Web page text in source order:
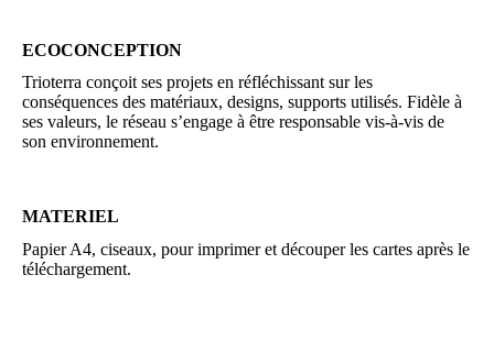
ECOCONCEPTION
Trioterra conçoit ses projets en réfléchissant sur les
conséquences des matériaux, designs, supports utilisés. Fidèle à
ses valeurs, le réseau s’engage à être responsable vis-à-vis de
son environnement.
MATERIEL
Papier A4, ciseaux, pour imprimer et découper les cartes après le
téléchargement.